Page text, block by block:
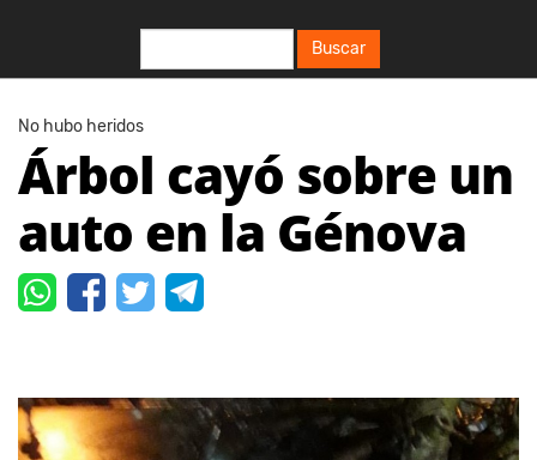
Buscar
No hubo heridos
Árbol cayó sobre un
auto en la Génova